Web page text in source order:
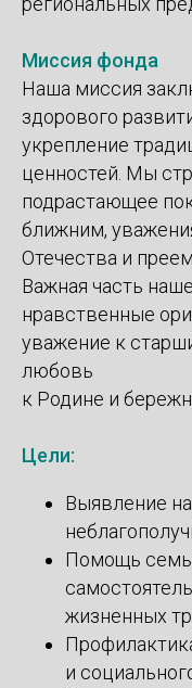
Миссия фонда
Наша миссия
здорового
укрепление
ценностей. Мы
подрастающее
ближним,
Отечества и
Важная часть
нравственные
уважение к
любовь
к Родине и
Цели:
Выявление
Помощь
жизненных
и